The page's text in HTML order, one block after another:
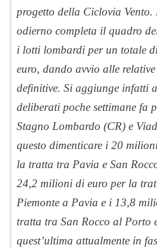
progetto della Ciclovia Vento.
odierno completa il quadro
i lotti lombardi per un totale
euro, dando avvio alle
definitive. Si aggiunge infatti
deliberati poche settimane fa
Stagno Lombardo (CR) e
questo dimenticare i 20
la tratta tra Pavia e San
24,2 milioni di euro per la
Piemonte a Pavia e i 13,8
tratta tra San Rocco al Porto
quest’ultima attualmente in